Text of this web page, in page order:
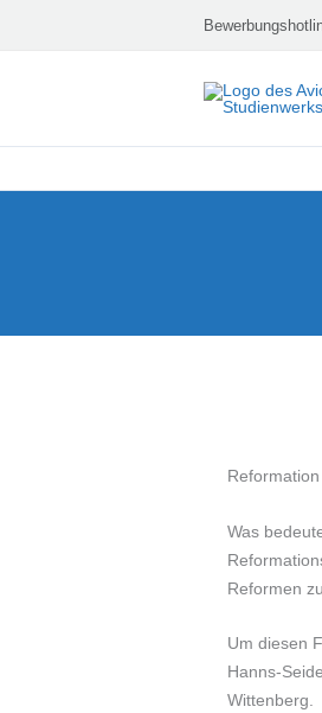
Was
Reformen
Um diesen
Hanns-
Wittenberg.